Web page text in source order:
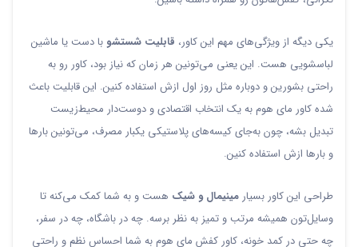
یکی دیگه از ویژگی‌های مهم این کاور، قابلیت شستشوبا دست یا ماشین
لباسشویی هست. این یعنی می‌تونین هر زمان که نیاز بود، کاور رو به
راحتی بشورین و دوباره مثل روز اول ازش استفاده کنین. این قابلیت باعث
شده کاور مای هوم به یک انتخاب اقتصادی و دوست‌دار محیط‌زیست
تبدیل بشه، چون به‌جای کیسه‌های پلاستیکی یکبار مصرف، می‌تونین بارها
و بارها ازش استفاده کنین.
طراحی این کاور بسیارمینیمال و شیک هست و به شما کمک می‌کنه تا
وسایل‌تون همیشه مرتب و تمیز به نظر برسه. چه در باشگاه، چه در سفر،
چه حتی در کمد خونه، کاور کفش مای هوم به شما احساس نظم و راحتی